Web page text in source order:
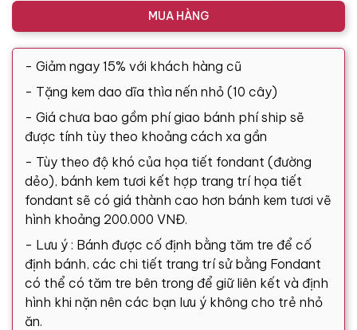
MUA HÀNG
- Giảm ngay 15% với khách hàng cũ
- Tặng kem dao dĩa thìa nến nhỏ (10 cây)
- Giá chưa bao gồm phí giao bánh phí ship sẽ
được tính tùy theo khoảng cách xa gần
- Tùy theo độ khó của họa tiết fondant (đường
dẻo), bánh kem tươi kết hợp trang trí họa tiết
fondant sẽ có giá thành cao hơn bánh kem tươi vẽ
hình khoảng 200.000 VNĐ.
- Lưu ý : Bánh được cố định bằng tăm tre để cố
định bánh, các chi tiết trang trí sử bằng Fondant
có thể có tăm tre bên trong để giữ liên kết và định
hình khi nặn nên các bạn lưu ý không cho trẻ nhỏ
ăn.